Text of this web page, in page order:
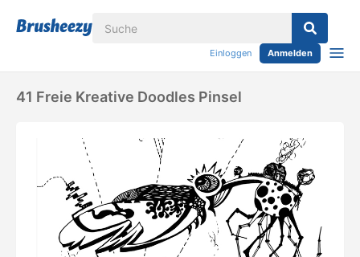
Einloggen Anmelden
41 Freie Kreative Doodles Pinsel